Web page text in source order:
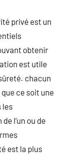
privé est un
obtenir
est utile
chacun
ce soit une
les
l’un ou de
est la plus